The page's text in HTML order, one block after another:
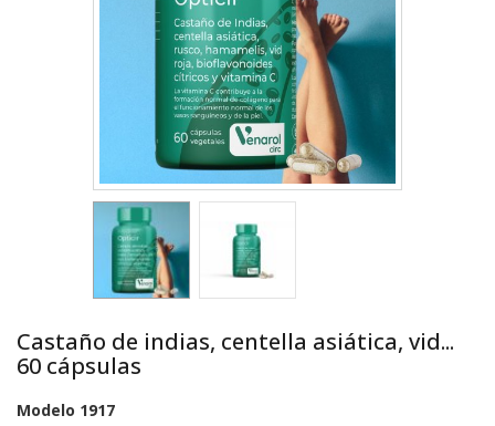
Castaño de indias, centella asiática, vid...
60 cápsulas
Modelo 1917